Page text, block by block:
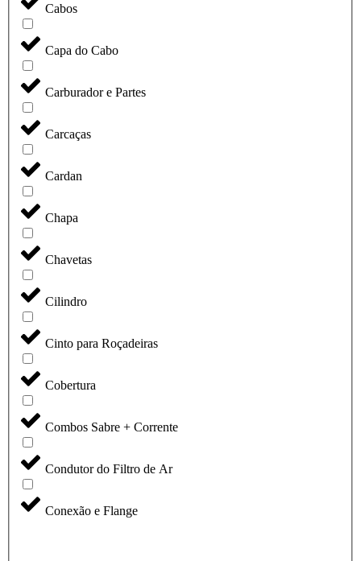
Cabos
Capa do Cabo
Carburador e Partes
Carcaças
Cardan
Chapa
Chavetas
Cilindro
Cinto para Roçadeiras
Cobertura
Combos Sabre + Corrente
Condutor do Filtro de Ar
Conexão e Flange